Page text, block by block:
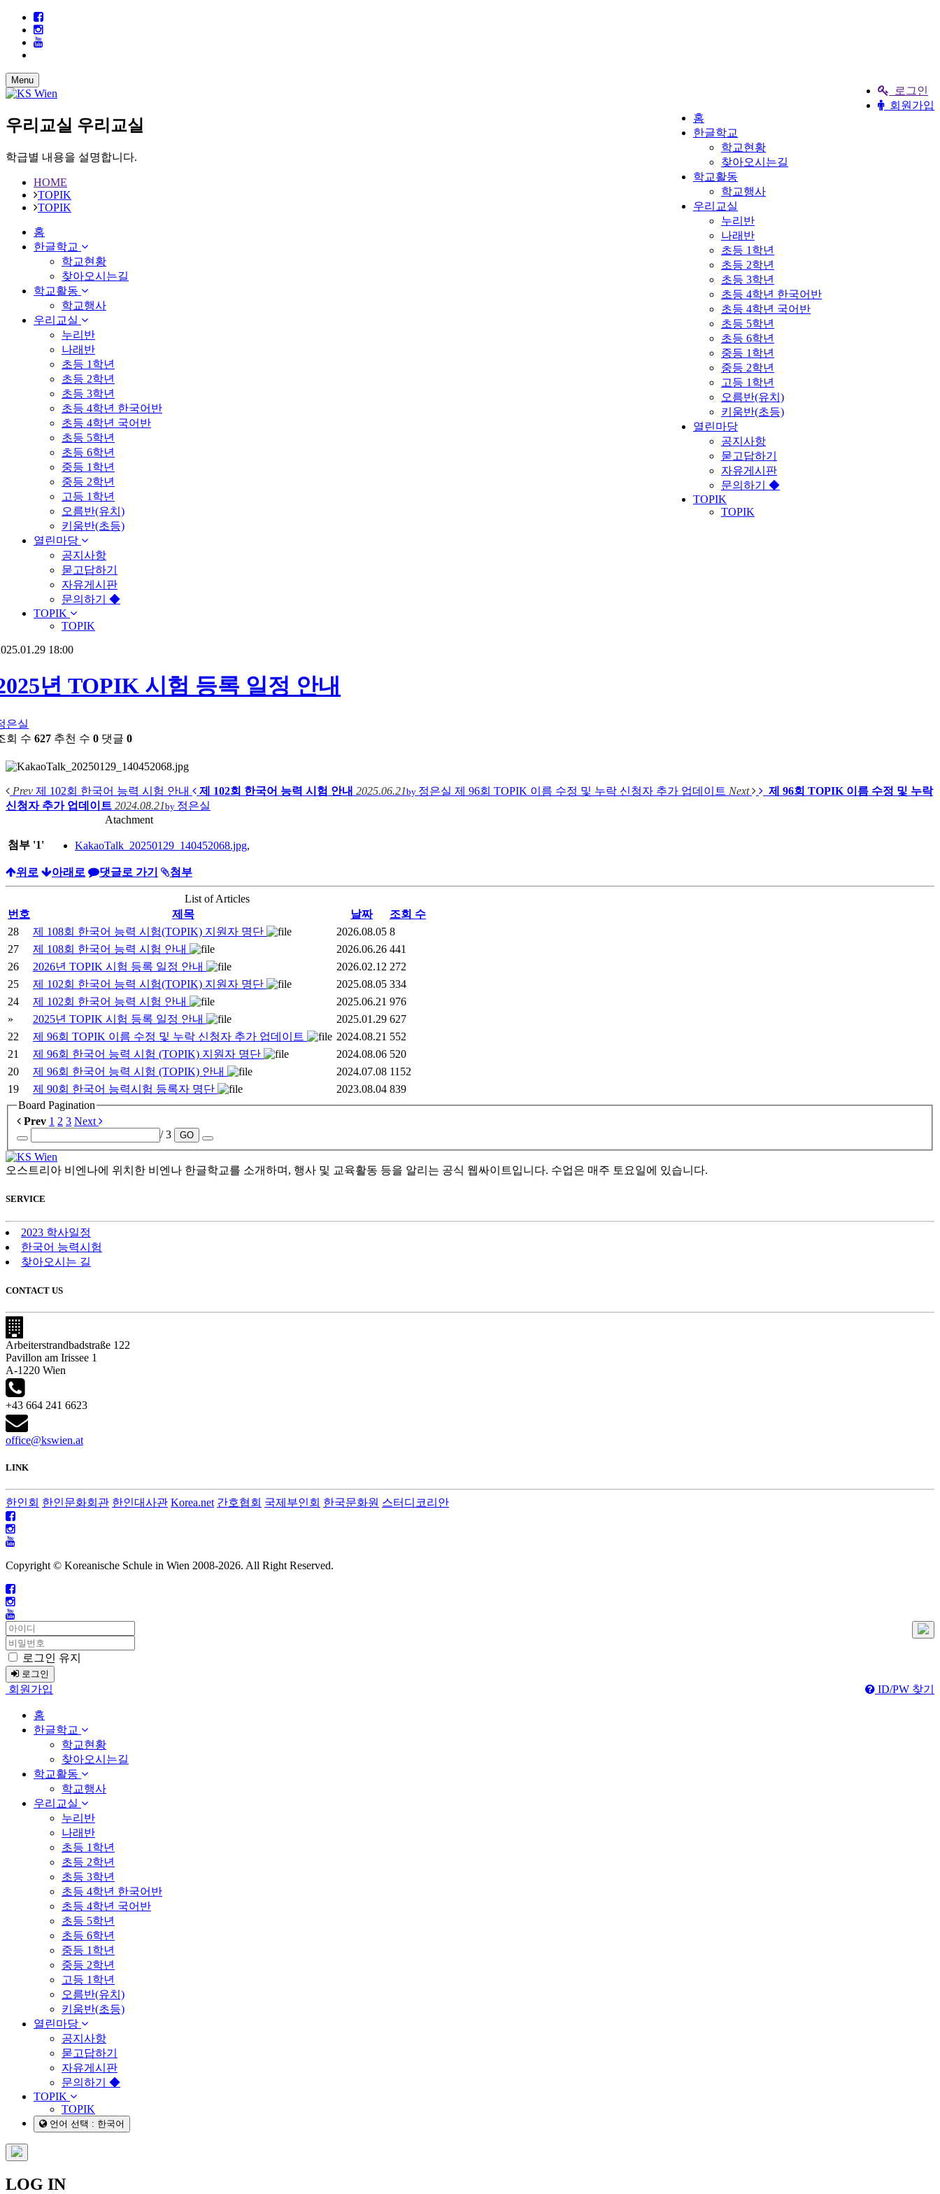
로그인
회원가입
Menu
홈
한글학교
학교현황
찾아오시는길
학교활동
학교행사
우리교실
누리반
나래반
초등 1학년
초등 2학년
초등 3학년
초등 4학년 한국어반
초등 4학년 국어반
초등 5학년
초등 6학년
중등 1학년
중등 2학년
고등 1학년
오름반(유치)
키움반(초등)
열린마당
공지사항
묻고답하기
자유게시판
문의하기 ◆
TOPIK
TOPIK
우리교실 우리교실
학급별 내용을 설명합니다.
HOME
TOPIK
TOPIK
홈
한글학교
학교현황
찾아오시는길
학교활동
학교행사
우리교실
누리반
나래반
초등 1학년
초등 2학년
초등 3학년
초등 4학년 한국어반
초등 4학년 국어반
초등 5학년
초등 6학년
중등 1학년
중등 2학년
고등 1학년
오름반(유치)
키움반(초등)
열린마당
공지사항
묻고답하기
자유게시판
문의하기 ◆
TOPIK
TOPIK
18:00
년 TOPIK 시험 등록 일정 안내
은실
회 수 627 추천 수 0 댓글 0
Prev 제 102회 한국어 능력 시험 안내 제 102회 한국어 능력 시험 안내 2025.06.21by 정은실 제 96회 TOPIK 이름 수정 및 누락 신청자 추가 업데이트 Next
제 96회 TOPIK 이름 수정 및 누락
신청자 추가 업데이트 2024.08.21by 정은실
Atachment
첨부 '1' KakaoTalk_20250129_140452068.jpg,
위로 아래로 댓글로 가기 첨부
List of Articles
번호
제목 날짜
조회 수
28
제 108회 한국어 능력 시험(TOPIK) 지원자 명단 2026.08.05 8
27
제 108회 한국어 능력 시험 안내 2026.06.26 441
26
2026년 TOPIK 시험 등록 일정 안내 2026.02.12 272
25
제 102회 한국어 능력 시험(TOPIK) 지원자 명단 2025.08.05 334
24
제 102회 한국어 능력 시험 안내 2025.06.21 976
»
2025년 TOPIK 시험 등록 일정 안내 2025.01.29 627
22
제 96회 TOPIK 이름 수정 및 누락 신청자 추가 업데이트 2024.08.21 552
21
제 96회 한국어 능력 시험 (TOPIK) 지원자 명단 2024.08.06 520
20
제 96회 한국어 능력 시험 (TOPIK) 안내 2024.07.08 1152
19
제 90회 한국어 능력시험 등록자 명단 2023.08.04 839
Board Pagination
Prev 1 2 3 Next
/ 3
GO
오스트리아 비엔나에 위치한 비엔나 한글학교를 소개하며, 행사 및 교육활동 등을 알리는 공식 웹싸이트입니다. 수업은 매주 토요일에 있습니다.
SERVICE
2023 학사일정
한국어 능력시험
찾아오시는 길
CONTACT US
Arbeiterstrandbadstraße 122
Pavillon am Irissee 1
A-1220 Wien
+43 664 241 6623
office@kswien.at
LINK
한인회 한인문화회관 한인대사관 Korea.net 간호협회 국제부인회 한국문화원 스터디코리안
Copyright © Koreanische Schule in Wien 2008-2026. All Right Reserved.
로그인 유지
로그인
회원가입 ID/PW 찾기
홈
한글학교
학교현황
찾아오시는길
학교활동
학교행사
우리교실
누리반
나래반
초등 1학년
초등 2학년
초등 3학년
초등 4학년 한국어반
초등 4학년 국어반
초등 5학년
초등 6학년
중등 1학년
중등 2학년
고등 1학년
오름반(유치)
키움반(초등)
열린마당
공지사항
묻고답하기
자유게시판
문의하기 ◆
TOPIK
TOPIK
언어 선택 : 한국어
LOG IN